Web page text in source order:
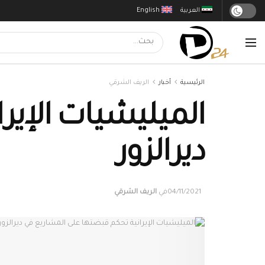
English العربية
الرئيسية أخبار الريف الشرقي
الميليشيات
ديرالزور
04/11/2021في الريف الشرقي